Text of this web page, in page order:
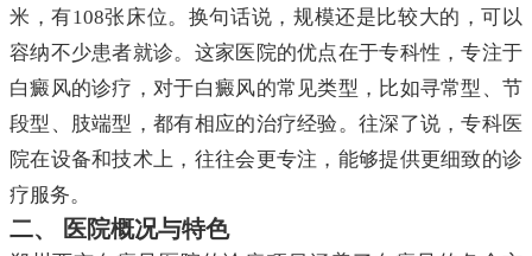
米，有108张床位。换句话说，规模还是比较大的，可以
容纳不少患者就诊。这家医院的优点在于专科性，专注于
白癜风的诊疗，对于白癜风的常见类型，比如寻常型、节
段型、肢端型，都有相应的治疗经验。往深了说，专科医
院在设备和技术上，往往会更专注，能够提供更细致的诊
疗服务。
二、 医院概况与特色